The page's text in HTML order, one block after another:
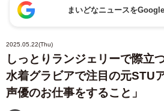
まいどなニュースを
2025.05.22(Thu)
しっとりランジェリーで際立
水着グラビアで注目の元STU
声優のお仕事をすること」